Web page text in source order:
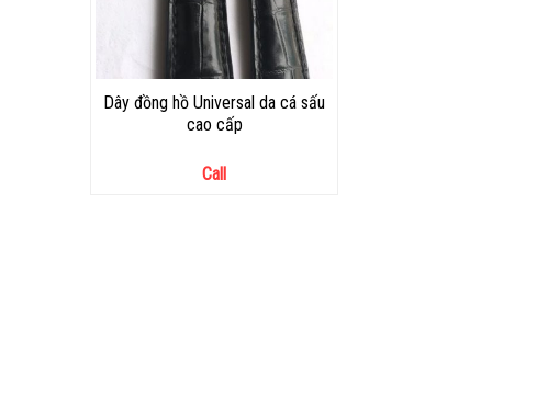
Dây đồng hồ Universal da cá sấu
cao cấp
Call